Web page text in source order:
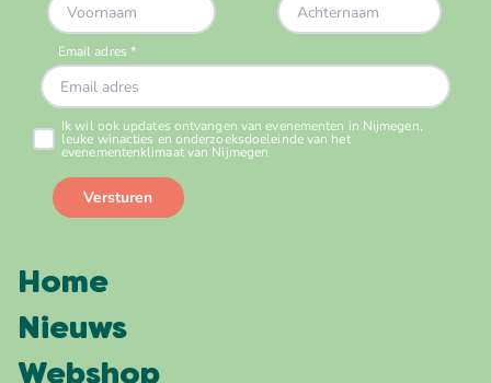
Home
Nieuws
Webshop